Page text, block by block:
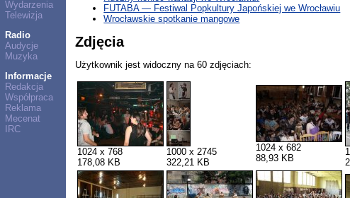
Wydarzenia
Telewizja
Radio
Audycje
Muzyka
Informacje
Redakcja
Współpraca
Reklama
Mecenat
IRC
FUTABA — Festiwal Popkultury Japońskiej we Wrocławiu
Wrocławskie spotkanie mangowe
Zdjęcia
Użytkownik jest widoczny na 60 zdjęciach:
1024 x 768
178,08 KB
1000 x 2745
322,21 KB
1024 x 682
88,93 KB